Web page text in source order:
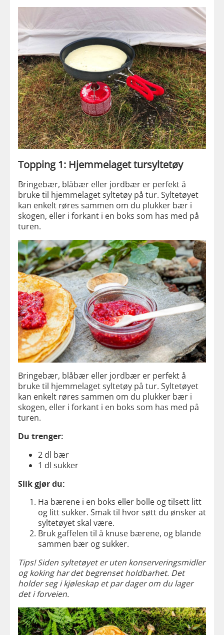
Topping 1: Hjemmelaget tursyltetøy
Bringebær, blåbær eller jordbær er perfekt å
bruke til hjemmelaget syltetøy på tur. Syltetøyet
kan enkelt røres sammen om du plukker bær i
skogen, eller i forkant i en boks som has med på
turen.
Bringebær, blåbær eller jordbær er perfekt å
bruke til hjemmelaget syltetøy på tur. Syltetøyet
kan enkelt røres sammen om du plukker bær i
skogen, eller i forkant i en boks som has med på
turen.
Du trenger:
2 dl bær
1 dl sukker
Slik gjør du:
Ha bærene i en boks eller bolle og tilsett litt
og litt sukker. Smak til hvor søtt du ønsker at
syltetøyet skal være.
Bruk gaffelen til å knuse bærene, og blande
sammen bær og sukker.
Tips! Siden syltetøyet er uten konserveringsmidler
og koking har det begrenset holdbarhet. Det
holder seg i kjøleskap et par dager om du lager
det i forveien.